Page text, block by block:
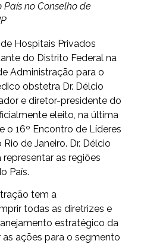
no Conselho de
Hospitais Privados
do Distrito Federal na
Administração para o
obstetra Dr. Délcio
e diretor-presidente do
eleito, na última
o 16º Encontro de Líderes
de Janeiro. Dr. Délcio
as regiões
País.
tem a
todas as diretrizes e
estratégico da
as ações para o segmento